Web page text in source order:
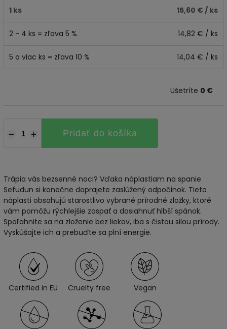
1 ks 15,60 € / ks
2 - 4 ks = zľava 5 % 14,82 € / ks
5 a viac ks = zľava 10 % 14,04 € / ks
Ušetríte 0 €
+
− Pridať do košíka
Trápia vás bezsenné noci? Vďaka náplastiam na spanie
Sefudun si konečne doprajete zaslúžený odpočinok. Tieto
náplasti obsahujú starostlivo vybrané prírodné zložky, ktoré
vám pomôžu rýchlejšie zaspať a dosiahnuť hlbší spánok.
Spoľahnite sa na zloženie bez liekov, iba s čistou silou prírody.
Vyskúšajte ich a prebuďte sa plní energie.
Certified in EU Cruelty free Vegan